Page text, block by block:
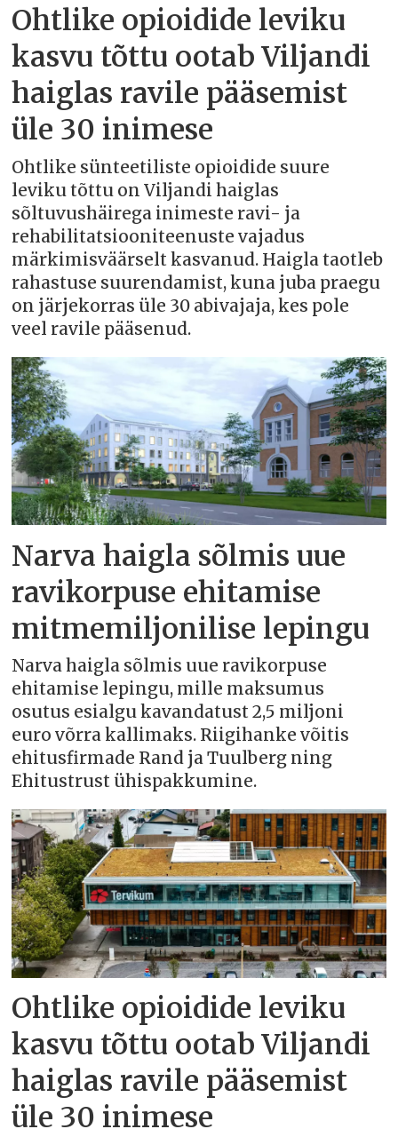
Ohtlike opioidide leviku
kasvu tõttu ootab Viljandi
haiglas ravile pääsemist
üle 30 inimese
Ohtlike sünteetiliste opioidide suure
leviku tõttu on Viljandi haiglas
sõltuvushäirega inimeste ravi- ja
rehabilitatsiooniteenuste vajadus
märkimisväärselt kasvanud. Haigla taotleb
rahastuse suurendamist, kuna juba praegu
on järjekorras üle 30 abivajaja, kes pole
veel ravile pääsenud.
Narva haigla sõlmis uue
ravikorpuse ehitamise
mitmemiljonilise lepingu
Narva haigla sõlmis uue ravikorpuse
ehitamise lepingu, mille maksumus
osutus esialgu kavandatust 2,5 miljoni
euro võrra kallimaks. Riigihanke võitis
ehitusfirmade Rand ja Tuulberg ning
Ehitustrust ühispakkumine.
Ohtlike opioidide leviku
kasvu tõttu ootab Viljandi
haiglas ravile pääsemist
üle 30 inimese